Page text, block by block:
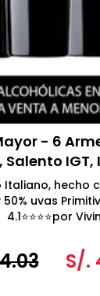
- 6
Salento
Italiano, hecho
uvas
4.1⭐️⭐️⭐️⭐️por
S/.